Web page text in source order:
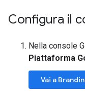
Configura il
Nella console
Piattaforma
Vai a